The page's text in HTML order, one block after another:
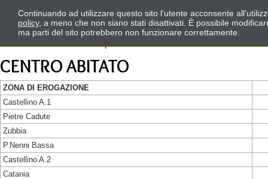
CENTRO ABITATO
ZONA DI EROGAZIONE
Castellino A.1
Pietre Cadute
Zubbia
P.Nenni Bassa
Castellino A.2
Catania
Continuando ad utilizzare questo sito l'utente acconsente
policy, a meno che non siano stati disattivati. È possibile
ma parti del sito potrebbero non funzionare correttamente.